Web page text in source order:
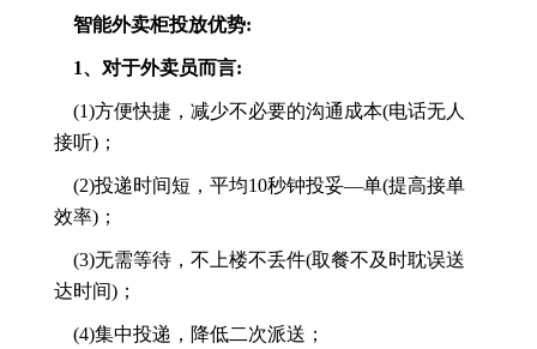
智能外卖柜投放优势:
1、对于外卖员而言:
(1)方便快捷，减少不必要的沟通成本(电话无人
接听)；
(2)投递时间短，平均10秒钟投妥—单(提高接单
效率)；
(3)无需等待，不上楼不丢件(取餐不及时耽误送
达时间)；
(4)集中投递，降低二次派送；